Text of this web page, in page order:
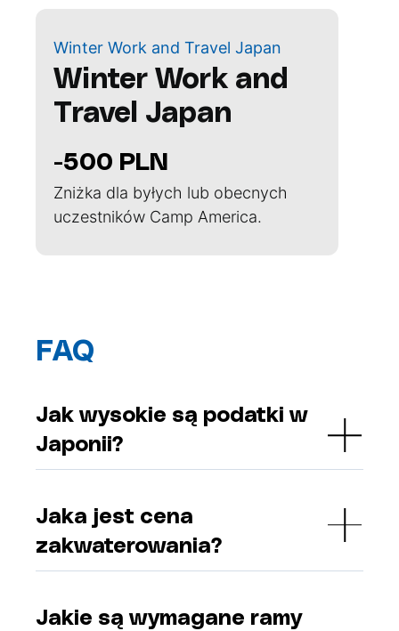
Winter Work and Travel Japan
Winter Work and
Travel Japan
-500 PLN
Zniżka dla byłych lub obecnych
uczestników Camp America.
FAQ
Jak wysokie są podatki w
Japonii?
Jaka jest cena
zakwaterowania?
Jakie są wymagane ramy